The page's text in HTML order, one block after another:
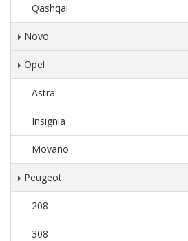
Qashqai
Novo
Opel
Astra
Insignia
Movano
Peugeot
208
308